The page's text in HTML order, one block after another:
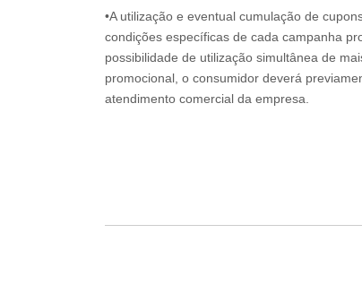
•A utilização e eventual cumulação de
condições específicas de cada campanha
possibilidade de utilização simultânea de
promocional, o consumidor deverá
atendimento comercial da empresa.